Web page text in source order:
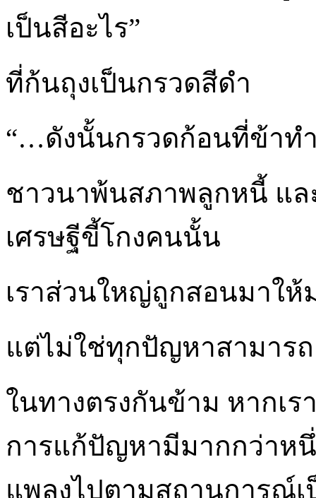
เป็นสีอะไร”
ที่ก้นถุงเป็นกรวดสีดำ
“…ดังนั้นกรวดก้อนที่ข้าท
ชาวนาพ้นสภาพลูกหนี้ แล
เศรษฐีขี้โกงคนนั้น
เราส่วนใหญ่ถูกสอนมาใ
แต่ไม่ใช่ทุกปัญหาสามาร
ในทางตรงกันข้าม หากเ
การแก้ปัญหามีมากกว่าห
แพลงไปตามสถานการณ์